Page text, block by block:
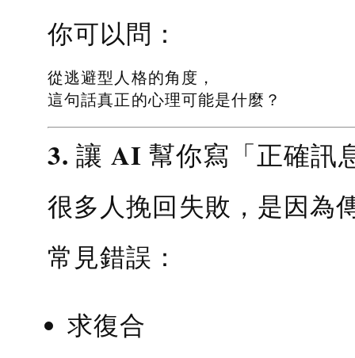
你可以問：
從逃避型人格的角度，
這句話真正的心理可能是什麼？
3. 讓 AI 幫你寫「正確訊
很多人挽回失敗，是因為
常見錯誤：
求復合